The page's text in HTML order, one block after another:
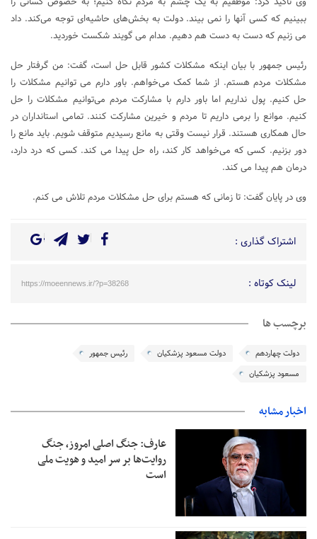
ببینیم که کسی آنها را نمی بیند. دولت به بخش‌های حاشیه‌ای توجه می‌کند. داد
می زنیم که دست به دست هم دهیم. مدام می گویند شکست خوردید.
رئیس جمهور با بیان اینکه مشکلات کشور قابل حل است، گفت: من گرفتار حل
مشکلات مردم هستم. از شما کمک می‌خواهم. باور دارم می توانیم مشکلات را
حل کنیم. پول نداریم اما باور دارم با مشارکت مردم می‌توانیم مشکلات را حل
کنیم. موانع را برمی داریم تا مردم و خیرین مشارکت کنند. تمامی استانداران در
حال همکاری هستند. قرار نیست وقتی به مانع رسیدیم متوقف شویم. باید مانع را
دور بزنیم. کسی که می‌خواهد کار کند، راه حل پیدا می کند. کسی که درد دارد،
درمان هم پیدا می کند.
وی در پایان گفت: تا زمانی که هستم برای حل مشکلات مردم تلاش می کنم.
اشتراک گذاری :
لینک کوتاه : https://moeennews.ir/?p=38268
برچسب ها
دولت چهاردهم دولت مسعود پزشکیان
رئیس جمهور
مسعود پزشکیان
اخبار مشابه
عارف: جنگ اصلی امروز، جنگ
روایت‌ها بر سر امید و هویت ملی
است